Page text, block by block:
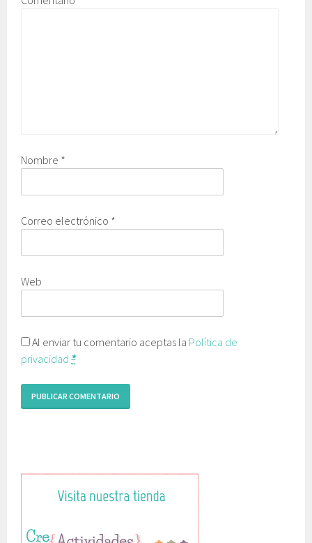
Nombre *
Correo electrónico *
Web
Al enviar tu comentario aceptas la Política de
privacidad *